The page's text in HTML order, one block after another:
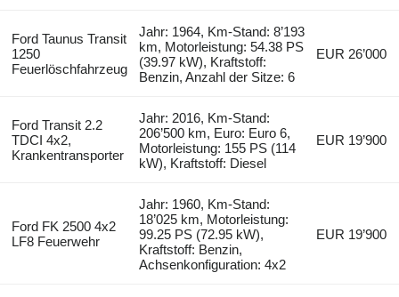
Ford Taunus Transit
1250
Feuerlöschfahrzeug
Jahr: 1964, Km-Stand: 8’193
km, Motorleistung: 54.38 PS
(39.97 kW), Kraftstoff:
Benzin, Anzahl der Sitze: 6
EUR 26’000
Ford Transit 2.2
TDCI 4x2,
Krankentransporter
Jahr: 2016, Km-Stand:
206’500 km, Euro: Euro 6,
Motorleistung: 155 PS (114
kW), Kraftstoff: Diesel
EUR 19’900
Ford FK 2500 4x2
LF8 Feuerwehr
Jahr: 1960, Km-Stand:
18’025 km, Motorleistung:
99.25 PS (72.95 kW),
Kraftstoff: Benzin,
Achsenkonfiguration: 4x2
EUR 19’900